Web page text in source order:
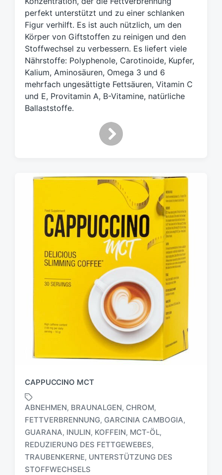
r
t
e
r
perfekt unterstützt und zu einer schlanken
Figur verhilft. Es ist auch nützlich, um den
Körper von Giftstoffen zu reinigen und den
Stoffwechsel zu verbessern. Es liefert viele
Nährstoffe: Polyphenole, Carotinoide, Kupfer,
Kalium, Aminosäuren, Omega 3 und 6
mehrfach ungesättigte Fettsäuren, Vitamin C
und E, Provitamin A, B-Vitamine, natürliche
Ballaststoffe.
CAPPUCCINO MCT
c
h
l
ABNEHMEN, BRAUNALGEN, CHROM,
FETTVERBRENNUNG, GARCINIA CAMBOGIA,
GUARANA, INULIN, KOFFEIN, MCT-ÖL,
REDUZIERUNG DES FETTGEWEBES,
TRAUBENKERNE, UNTERSTÜTZUNG DES
STOFFWECHSELS